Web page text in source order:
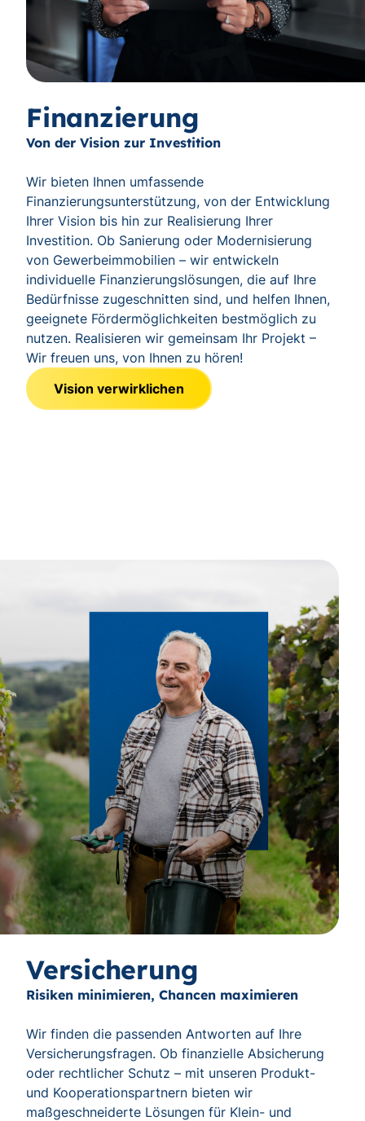
Finanzierung
Von der Vision zur Investition
Wir bieten Ihnen umfassende
Finanzierungsunterstützung, von der Entwicklung
Ihrer Vision bis hin zur Realisierung Ihrer
Investition. Ob Sanierung oder Modernisierung
von Gewerbeimmobilien – wir entwickeln
individuelle Finanzierungslösungen, die auf Ihre
Bedürfnisse zugeschnitten sind, und helfen Ihnen,
geeignete Fördermöglichkeiten bestmöglich zu
nutzen. Realisieren wir gemeinsam Ihr Projekt –
Wir freuen uns, von Ihnen zu hören!
Vision verwirklichen
Versicherung
Risiken minimieren, Chancen maximieren
Wir finden die passenden Antworten auf Ihre
Versicherungsfragen. Ob finanzielle Absicherung
oder rechtlicher Schutz – mit unseren Produkt-
und Kooperationspartnern bieten wir
maßgeschneiderte Lösungen für Klein- und